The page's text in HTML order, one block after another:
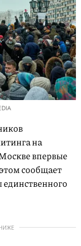
на
впервые
сообщает
единственного